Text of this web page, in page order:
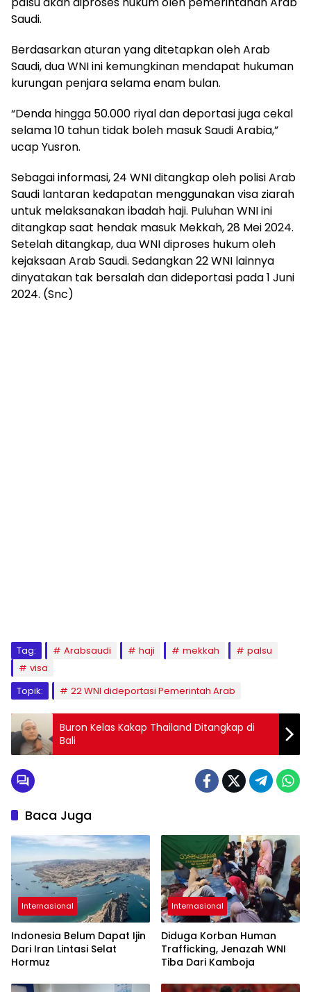
Saudi.
Berdasarkan aturan yang ditetapkan oleh Arab
Saudi, dua WNI ini kemungkinan mendapat hukuman
kurungan penjara selama enam bulan.
“Denda hingga 50.000 riyal dan deportasi juga cekal
selama 10 tahun tidak boleh masuk Saudi Arabia,”
ucap Yusron.
Sebagai informasi, 24 WNI ditangkap oleh polisi Arab
Saudi lantaran kedapatan menggunakan visa ziarah
untuk melaksanakan ibadah haji. Puluhan WNI ini
ditangkap saat hendak masuk Mekkah, 28 Mei 2024.
Setelah ditangkap, dua WNI diproses hukum oleh
kejaksaan Arab Saudi. Sedangkan 22 WNI lainnya
dinyatakan tak bersalah dan dideportasi pada 1 Juni
2024. (Snc)
Tag: Arabsaudi haji mekkah
palsu
visa
Topik:
22 WNI dideportasi Pemerintah Arab
Buron Kelas Kakap Thailand Ditangkap di
Bali
Baca Juga
Internasional
Indonesia Belum Dapat Ijin
Dari Iran Lintasi Selat
Hormuz
Internasional
Diduga Korban Human
Trafficking, Jenazah WNI
Tiba Dari Kamboja